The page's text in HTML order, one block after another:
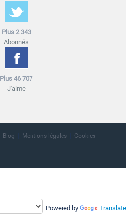
Powered by Translate
Plus 2 343
Abonnés
Plus 46 707
J'aime
Blog Mentions légales
Cookies